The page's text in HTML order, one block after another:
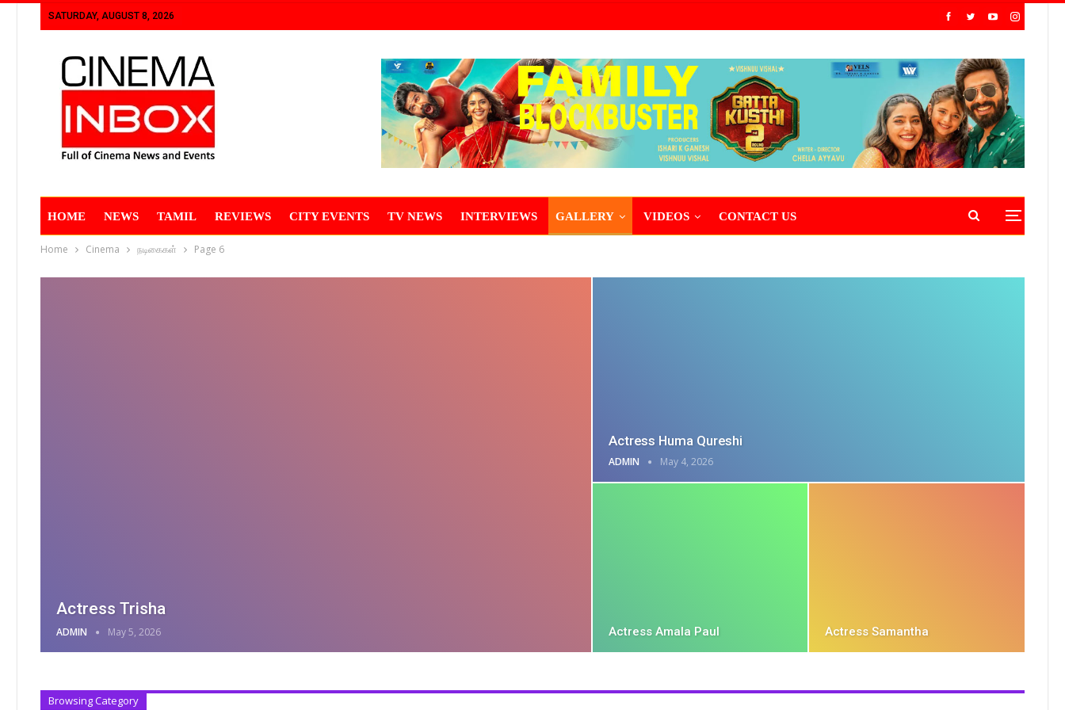
SATURDAY, AUGUST 8, 2026
HOME NEWS TAMIL REVIEWS CITY EVENTS TV NEWS INTERVIEWS GALLERY VIDEOS CONTACT US
Home Cinema நடிகைகள் Page 6
Actress Trisha
ADMIN May 5, 2026
Actress Huma Qureshi
ADMIN May 4, 2026
Actress Amala Paul Actress Samantha
Browsing Category